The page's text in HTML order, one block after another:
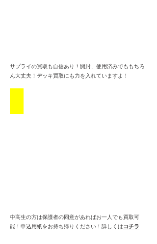
サプライの買取も自信あり！開封、使用済みでももちろ
ん大丈夫！デッキ買取にも力を入れていますよ！
中高生の方は保護者の同意があればお一人でも買取可
能！申込用紙をお持ち帰りください！詳しくはコチラ